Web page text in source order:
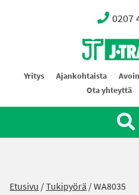
0207
Oy J-Trading
Yritys Ajankohtaista
Ota yhteyttä
Etusivu /Tukipyörä /WA8035